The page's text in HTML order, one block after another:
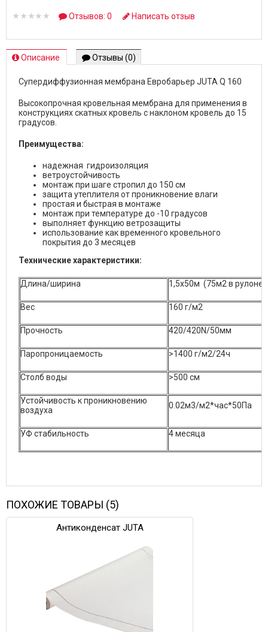
Отзывов: 0 Написать отзыв
Описание Отзывы (0)
Супердиффузионная мембрана Евробарьер JUTA Q 160
Высокопрочная кровельная мембрана для применения в
конструкциях скатных кровель с наклоном кровель до 15
градусов.
Преимущества:
надежная гидроизоляция
ветроустойчивость
монтаж при шаге стропил до 150 см
защита утеплителя от проникновение влаги
простая и быстрая в монтаже
монтаж при температуре до -10 градусов
выполняет функцию ветрозащиты
использование как временного кровельного
покрытия до 3 месяцев
Технические характеристики:
Длина/ширина 1,5х50м (75м2 в рулоне)
Вес 160 г/м2
Прочность 420/420N/50мм
Паропроницаемость >1400 г/м2/24ч
Столб воды >500 см
Устойчивость к проникновению
воздуха
0.02м3/м2*час*50Па
УФ стабильность 4 месяца
ПОХОЖИЕ ТОВАРЫ (5)
Антиконденсат JUTA